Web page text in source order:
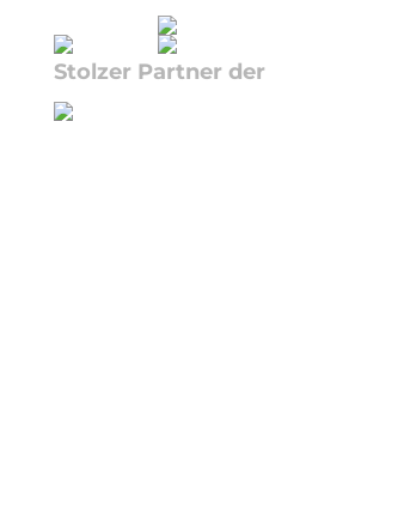
Stolzer Partner der